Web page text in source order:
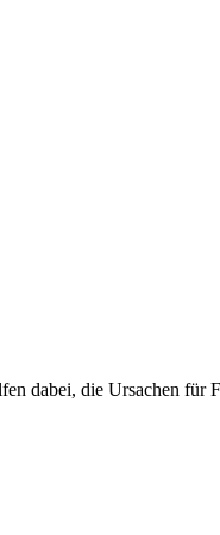
dabei, die Ursachen für